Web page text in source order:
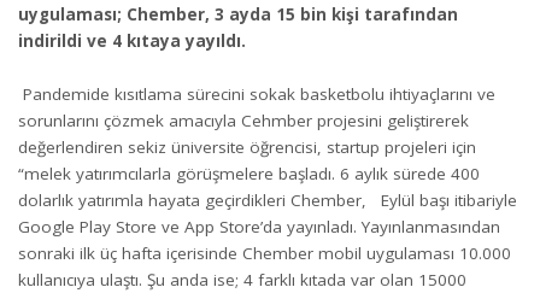
uygulaması; Chember, 3 ayda 15 bin kişi tarafından
indirildi ve 4 kıtaya yayıldı.
Pandemide kısıtlama sürecini sokak basketbolu ihtiyaçlarını ve
sorunlarını çözmek amacıyla Cehmber projesini geliştirerek
değerlendiren sekiz üniversite öğrencisi, startup projeleri için
“melek yatırımcılarla görüşmelere başladı. 6 aylık sürede 400
dolarlık yatırımla hayata geçirdikleri Chember, Eylül başı itibariyle
Google Play Store ve App Store’da yayınladı. Yayınlanmasından
sonraki ilk üç hafta içerisinde Chember mobil uygulaması 10.000
kullanıcıya ulaştı. Şu anda ise; 4 farklı kıtada var olan 15000